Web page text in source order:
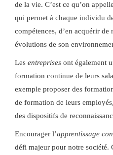
de la vie. C’est ce qu’on
qui permet à chaque individu
compétences, d’en acquérir de
évolutions de son
Les entreprises ont également
formation continue de leurs
exemple proposer des
de formation de leurs
des dispositifs de
Encourager l’apprentissage
défi majeur pour notre société.